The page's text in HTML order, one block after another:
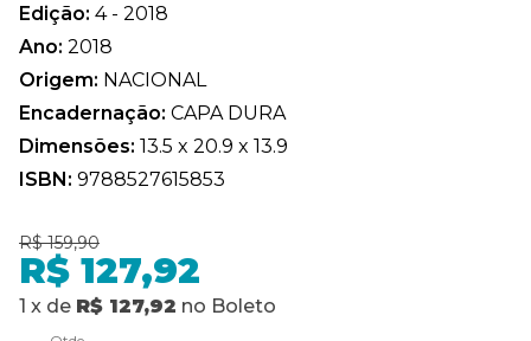
Edição: 4 - 2018
Ano: 2018
Origem: NACIONAL
Encadernação: CAPA DURA
Dimensões: 13.5 x 20.9 x 13.9
ISBN: 9788527615853
R$ 159,90
R$ 127,92
1 x de R$ 127,92 no Boleto